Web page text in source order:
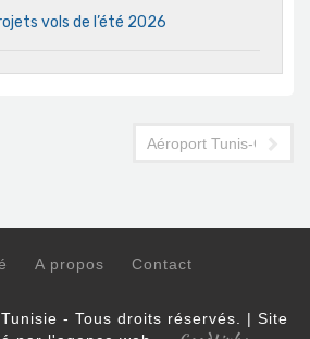
vols de l’été 2026
Ramada cède sa place à un nouveau
Aéroport Tunis-
A propos Contact
- Tous droits réservés. | Site